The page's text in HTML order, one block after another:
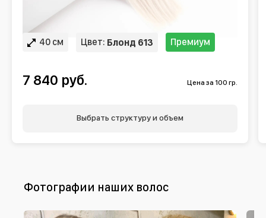
40 см Цвет: Блонд 613 Премиум
7 840 руб. Цена за 100 гр.
Выбрать структуру и объем
Фотографии наших волос